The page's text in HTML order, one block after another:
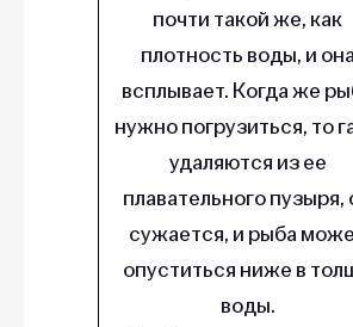
почти такой же, как
плотность воды, и
всплывает. Когда же
нужно погрузиться, то
удаляются из ее
плавательного пузыря,
сужается, и рыба
опуститься ниже в
воды.